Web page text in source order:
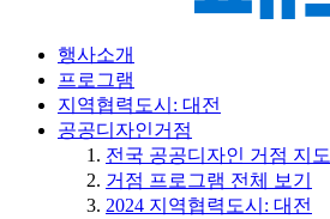
행사소개
프로그램
지역협력도시: 대전
공공디자인거점
전국 공공디자인 거점 지도
거점 프로그램 전체 보기
2024 지역협력도시: 대전